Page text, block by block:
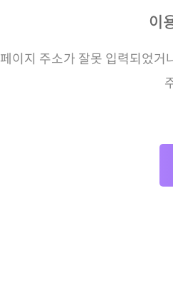
이
페이지 주소가 잘못 입력되었거